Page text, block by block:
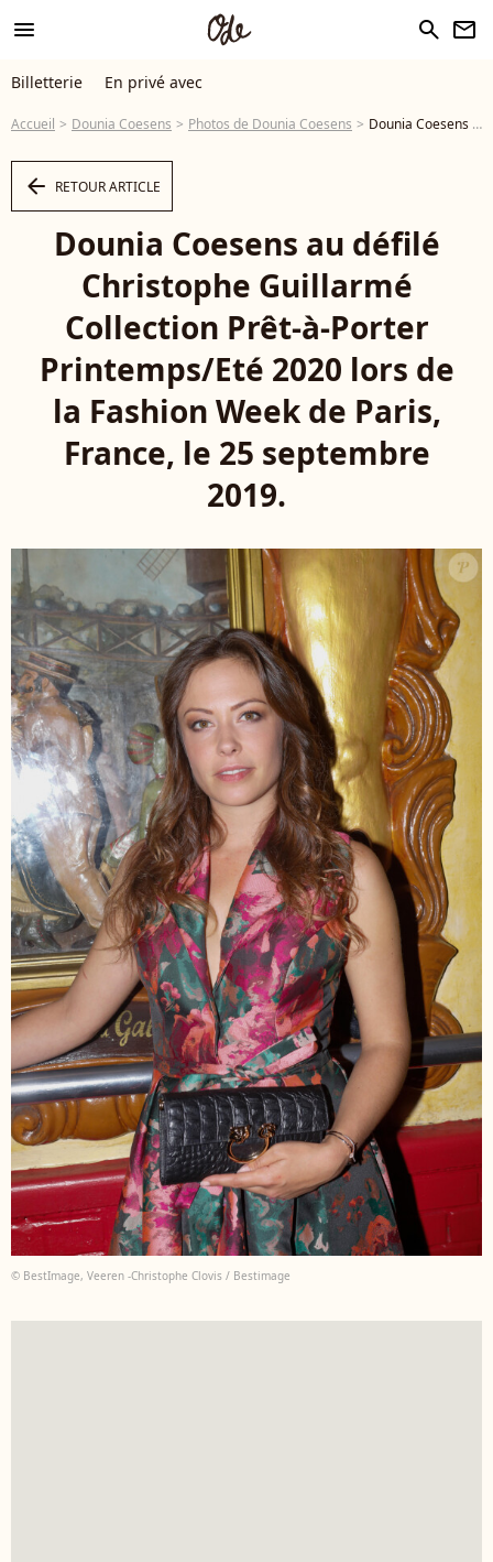
menu search newsletter
Billetterie En privé avec
Accueil Dounia Coesens Photos de Dounia Coesens Dounia Coesens au défilé Christophe Guillarmé Collection Prêt-à-Porter Printemps/Eté 2020 lors de la Fashion Week de Paris, France, le 25 septembre 2019. © Veeren-Clovis/Bestimage - Photo
arrow_left RETOUR ARTICLE
Dounia Coesens au défilé
Christophe Guillarmé
Collection Prêt-à-Porter
Printemps/Eté 2020 lors de
la Fashion Week de Paris,
France, le 25 septembre
2019.
© BestImage, Veeren -Christophe Clovis / Bestimage